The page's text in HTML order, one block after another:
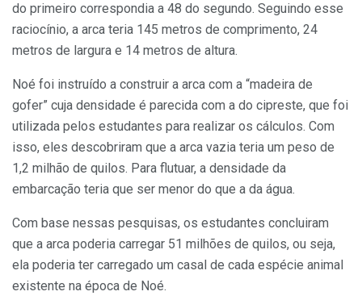
do primeiro correspondia a 48 do segundo. Seguindo esse
raciocínio, a arca teria 145 metros de comprimento, 24
metros de largura e 14 metros de altura.
Noé foi instruído a construir a arca com a “madeira de
gofer” cuja densidade é parecida com a do cipreste, que foi
utilizada pelos estudantes para realizar os cálculos. Com
isso, eles descobriram que a arca vazia teria um peso de
1,2 milhão de quilos. Para flutuar, a densidade da
embarcação teria que ser menor do que a da água.
Com base nessas pesquisas, os estudantes concluiram
que a arca poderia carregar 51 milhões de quilos, ou seja,
ela poderia ter carregado um casal de cada espécie animal
existente na época de Noé.